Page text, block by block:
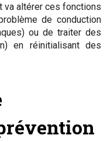
va altérer ces fonctions
de conduction
ou de traiter des
en réinitialisant des